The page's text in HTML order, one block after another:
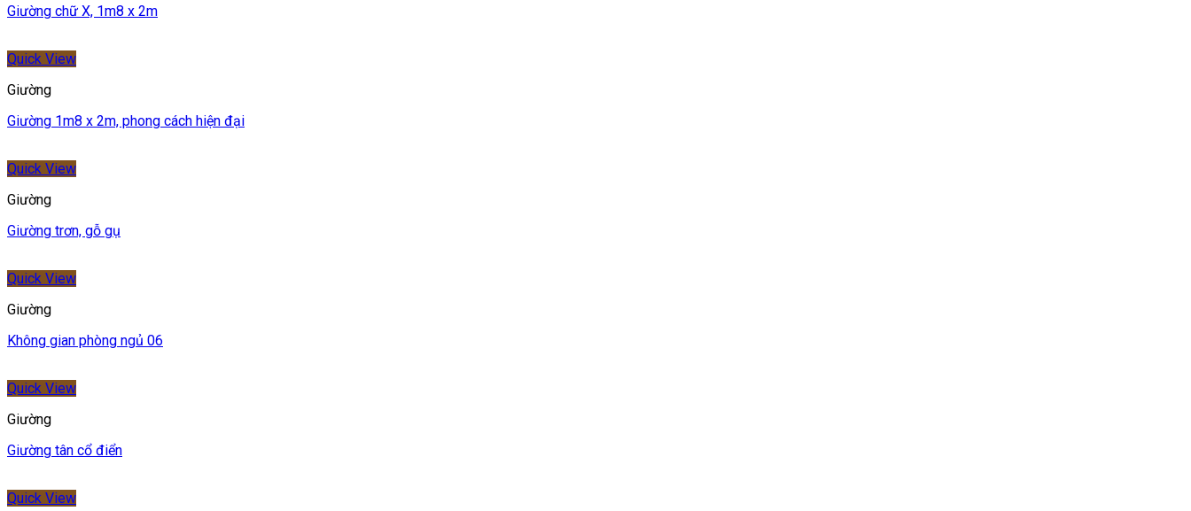
Giường chữ X, 1m8 x 2m
Quick View
Giường
Giường 1m8 x 2m, phong cách hiện đại
Quick View
Giường
Giường trơn, gỗ gụ
Quick View
Giường
Không gian phòng ngủ 06
Quick View
Giường
Giường tân cổ điển
Quick View